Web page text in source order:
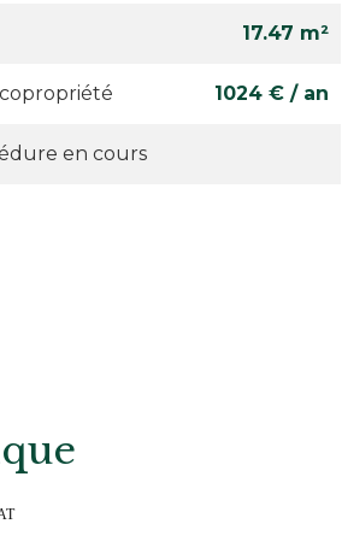
17.47 m²
1024 € / an
en cours